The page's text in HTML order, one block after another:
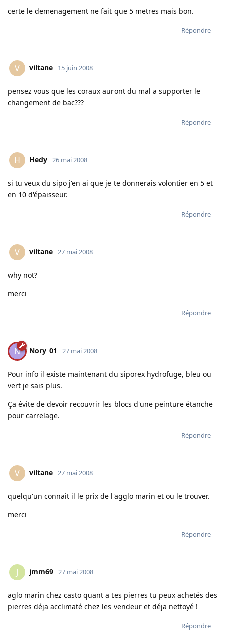
certe le demenagement ne fait que 5 metres mais bon.
Répondre
V viltane 15 juin 2008
pensez vous que les coraux auront du mal a supporter le
changement de bac???
Répondre
H Hedy 26 mai 2008
si tu veux du sipo j'en ai que je te donnerais volontier en 5 et
en 10 d'épaisseur.
Répondre
V viltane 27 mai 2008
why not?
merci
Répondre
N Nory_01 27 mai 2008
Pour info il existe maintenant du siporex hydrofuge, bleu ou
vert je sais plus.
Ça évite de devoir recouvrir les blocs d'une peinture étanche
pour carrelage.
Répondre
V viltane 27 mai 2008
quelqu'un connait il le prix de l'agglo marin et ou le trouver.
merci
Répondre
J jmm69 27 mai 2008
aglo marin chez casto quant a tes pierres tu peux achetés des
pierres déja acclimaté chez les vendeur et déja nettoyé !
Répondre